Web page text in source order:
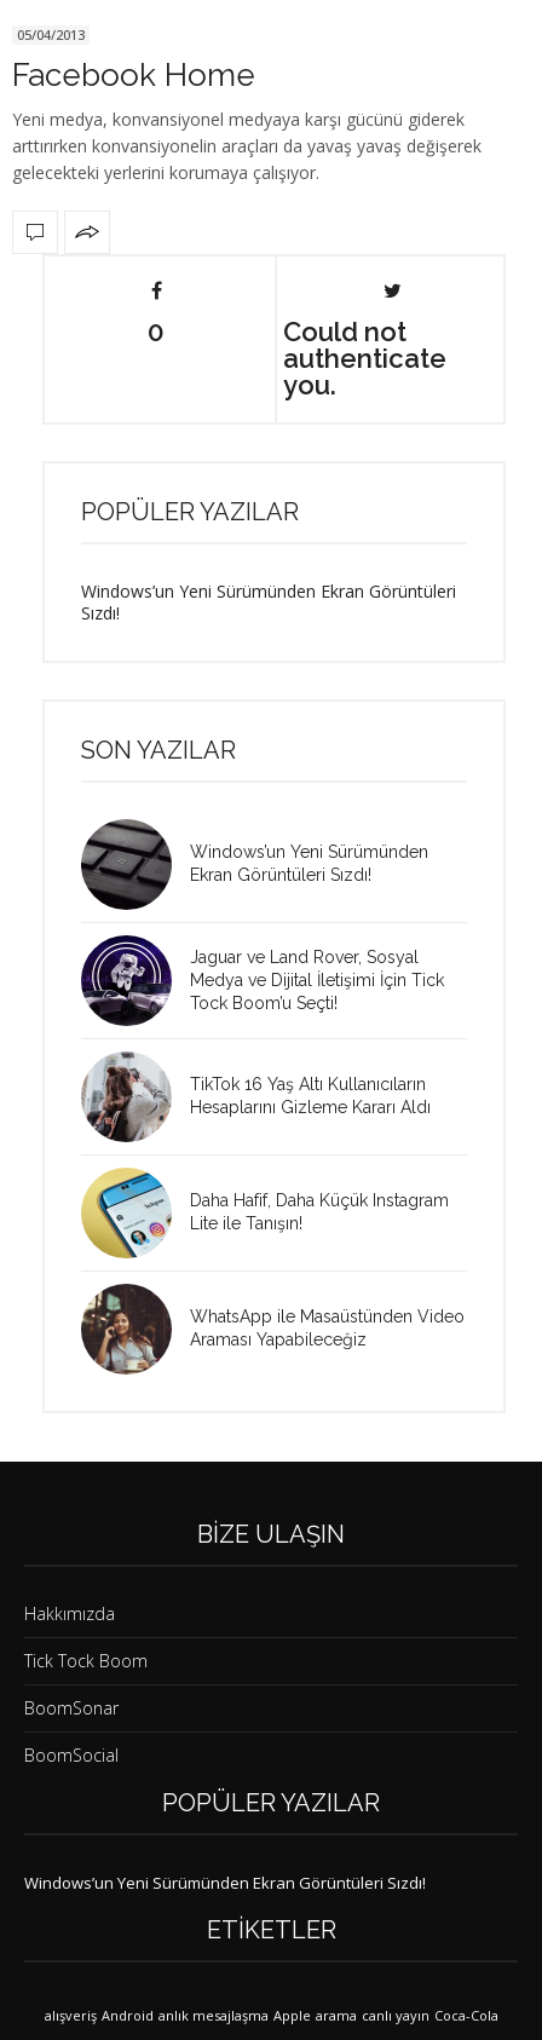
05/04/2013
Facebook Home
Yeni medya, konvansiyonel medyaya karşı gücünü giderek
arttırırken konvansiyonelin araçları da yavaş yavaş değişerek
gelecekteki yerlerini korumaya çalışıyor.
0
Could not
authenticate
you.
POPÜLER YAZILAR
Windows’un Yeni Sürümünden Ekran Görüntüleri
Sızdı!
SON YAZILAR
Windows’un Yeni Sürümünden
Ekran Görüntüleri Sızdı!
Jaguar ve Land Rover, Sosyal
Medya ve Dijital İletişimi İçin Tick
Tock Boom’u Seçti!
TikTok 16 Yaş Altı Kullanıcıların
Hesaplarını Gizleme Kararı Aldı
Daha Hafif, Daha Küçük Instagram
Lite ile Tanışın!
WhatsApp ile Masaüstünden Video
Araması Yapabileceğiz
BIZE ULAŞIN
Hakkımızda
Tick Tock Boom
BoomSonar
BoomSocial
POPÜLER YAZILAR
Windows’un Yeni Sürümünden Ekran Görüntüleri Sızdı!
ETIKETLER
alışveriş Android anlık mesajlaşma Apple arama canlı yayın Coca-Cola